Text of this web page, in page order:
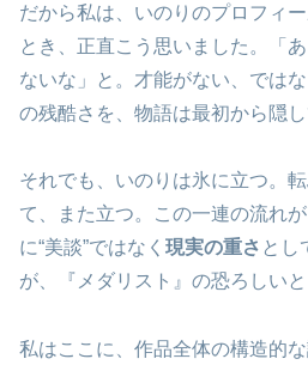
だから私は、いのりのプロフィ
とき、正直こう思いました。「
ないな」と。才能がない、では
の残酷さを、物語は最初から隠し
それでも、いのりは氷に立つ。
て、また立つ。この一連の流れ
に“美談”ではなく 現実の重さ とし
が、『メダリスト』の恐ろしいと
私はここに、作品全体の構造的